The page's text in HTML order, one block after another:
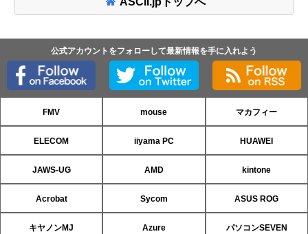
公式アカウントをフォローして最新情報を手に入れよう
FMV mouse マカフィー
ELECOM iiyama PC HUAWEI
JAWS-UG AMD kintone
Acrobat Sycom ASUS ROG
キヤノンMJ Azure パソコンSEVEN